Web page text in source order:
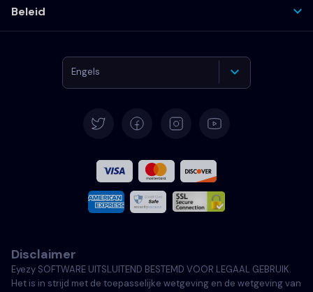
Beleid
Engels
Italiaans
Portugees
Disclaimer
Eyezy SOFTWARE UITSLUITEND BESTEMD VOOR LEGAAL GEBRUIK.
Het is in strijd met de toepasselijke wetgeving en de wetgeving van